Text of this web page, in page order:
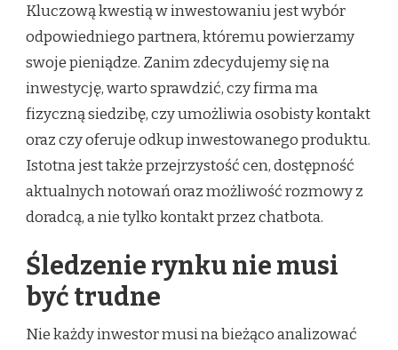
Kluczową kwestią w inwestowaniu jest wybór
odpowiedniego partnera, któremu powierzamy
swoje pieniądze. Zanim zdecydujemy się na
inwestycję, warto sprawdzić, czy firma ma
fizyczną siedzibę, czy umożliwia osobisty kontakt
oraz czy oferuje odkup inwestowanego produktu.
Istotna jest także przejrzystość cen, dostępność
aktualnych notowań oraz możliwość rozmowy z
doradcą, a nie tylko kontakt przez chatbota.
Śledzenie rynku nie musi
być trudne
Nie każdy inwestor musi na bieżąco analizować